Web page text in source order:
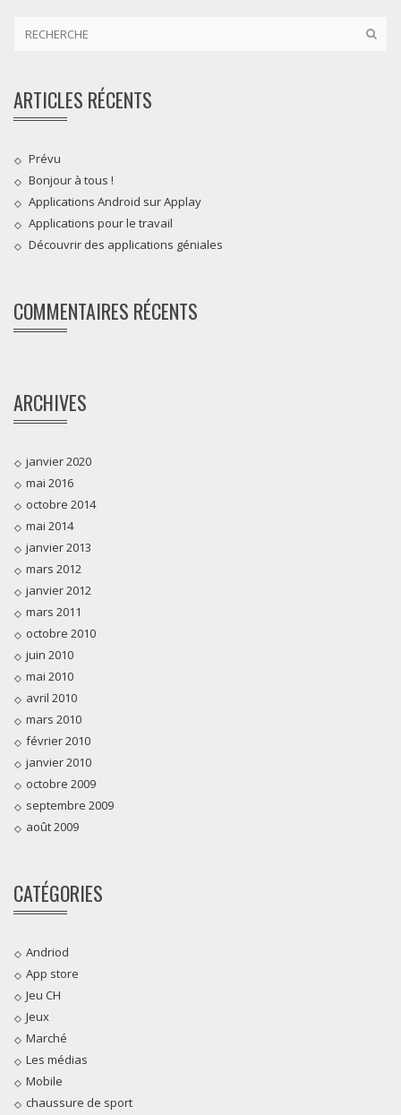
ARTICLES RÉCENTS
Prévu
Bonjour à tous !
Applications Android sur Applay
Applications pour le travail
Découvrir des applications géniales
COMMENTAIRES RÉCENTS
ARCHIVES
janvier 2020
mai 2016
octobre 2014
mai 2014
janvier 2013
mars 2012
janvier 2012
mars 2011
octobre 2010
juin 2010
mai 2010
avril 2010
mars 2010
février 2010
janvier 2010
octobre 2009
septembre 2009
août 2009
CATÉGORIES
Andriod
App store
Jeu CH
Jeux
Marché
Les médias
Mobile
chaussure de sport